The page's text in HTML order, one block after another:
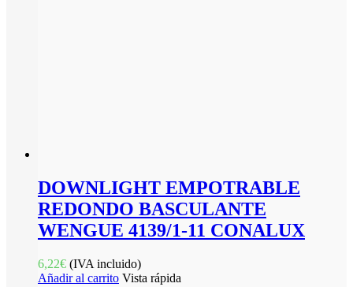
DOWNLIGHT EMPOTRABLE
REDONDO BASCULANTE
WENGUE 4139/1-11 CONALUX
6,22€ (IVA incluido)
Añadir al carrito Vista rápida